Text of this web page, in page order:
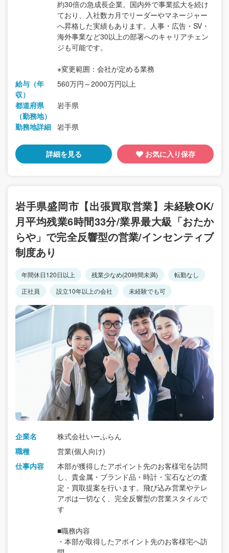
約30倍の急成長企業。国内外で事業拡大を続け
ており、入社数カ月でリーダーやマネージャー
へ昇格した実績もあります。人事・広告・SV・
海外事業など30以上の部署へのキャリアチェン
ジも可能です。
※変更範囲：会社が定める業務
給与（年
収）
560万円～2000万円以上
都道府県
（勤務地）
岩手県
勤務地詳細 岩手県
詳細を見る お気に入り保存
岩手県盛岡市【出張買取営業】未経験OK/
月平均残業6時間33分/業界最大級「おたか
らや」で完全反響型の営業/インセンティブ
制度あり
年間休日120日以上 残業少なめ(20時間未満)
転勤なし
正社員
設立10年以上の会社 未経験でも可
企業名
株式会社いーふらん
職種
営業(個人向け)
仕事内容
本部が獲得したアポイント先のお客様宅を訪問
し、貴金属・ブランド品・時計・宝石などの査
定・買取提案を行います。飛び込み営業やテレ
アポは一切なく、完全反響型の営業スタイルで
す
■職務内容
・本部が取得したアポイント先のお客様宅へ訪